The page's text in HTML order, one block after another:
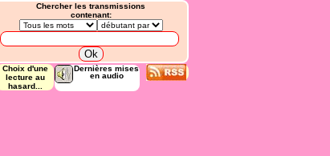
Chercher les transmissions
contenant:
Choix d'une
lecture au
hasard...
Dernières mises
en audio